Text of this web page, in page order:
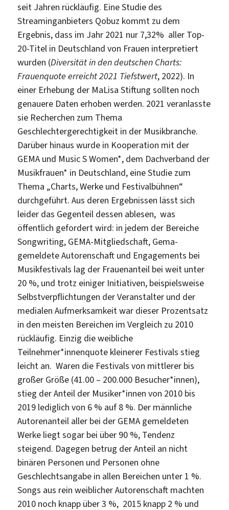
seit Jahren rückläufig. Eine Studie des
Streaminganbieters Qobuz kommt zu dem
Ergebnis, dass im Jahr 2021 nur 7,32% aller Top-
20-Titel in Deutschland von Frauen interpretiert
wurden (Diversität in den deutschen Charts:
Frauenquote erreicht 2021 Tiefstwert, 2022). In
einer Erhebung der MaLisa Stiftung sollten noch
genauere Daten erhoben werden. 2021 veranlasste
sie Recherchen zum Thema
Geschlechtergerechtigkeit in der Musikbranche.
Darüber hinaus wurde in Kooperation mit der
GEMA und Music S Women*, dem Dachverband der
Musikfrauen* in Deutschland, eine Studie zum
Thema „Charts, Werke und Festivalbühnen“
durchgeführt. Aus deren Ergebnissen lässt sich
leider das Gegenteil dessen ablesen, was
öffentlich gefordert wird: in jedem der Bereiche
Songwriting, GEMA-Mitgliedschaft, Gema-
gemeldete Autorenschaft und Engagements bei
Musikfestivals lag der Frauenanteil bei weit unter
20 %, und trotz einiger Initiativen, beispielsweise
Selbstverpflichtungen der Veranstalter und der
medialen Aufmerksamkeit war dieser Prozentsatz
in den meisten Bereichen im Vergleich zu 2010
rückläufig. Einzig die weibliche
Teilnehmer*innenquote kleinerer Festivals stieg
leicht an. Waren die Festivals von mittlerer bis
großer Größe (41.00 – 200.000 Besucher*innen),
stieg der Anteil der Musiker*innen von 2010 bis
2019 lediglich von 6 % auf 8 %. Der männliche
Autorenanteil aller bei der GEMA gemeldeten
Werke liegt sogar bei über 90 %, Tendenz
steigend. Dagegen betrug der Anteil an nicht
binären Personen und Personen ohne
Geschlechtsangabe in allen Bereichen unter 1 %.
Songs aus rein weiblicher Autorenschaft machten
2010 noch knapp über 3 %, 2015 knapp 2 % und